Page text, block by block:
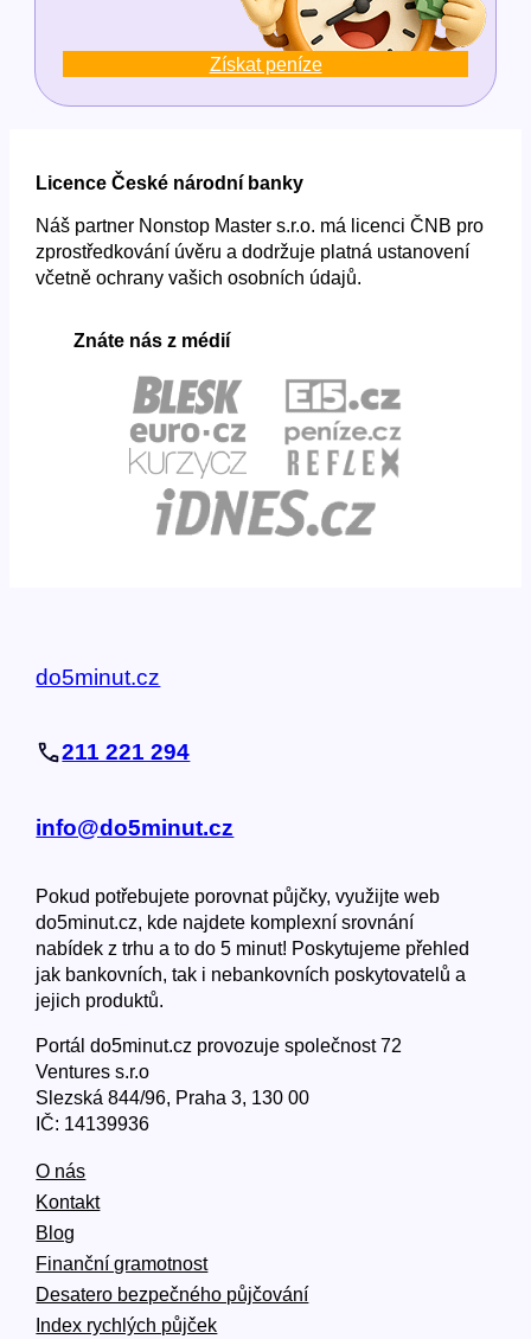
Získat peníze
Licence České národní banky
Náš partner Nonstop Master s.r.o. má licenci ČNB pro
zprostředkování úvěru a dodržuje platná ustanovení
včetně ochrany vašich osobních údajů.
Znáte nás z médií
do5minut.cz
211 221 294
info@do5minut.cz
Pokud potřebujete porovnat půjčky, využijte web
do5minut.cz, kde najdete komplexní srovnání
nabídek z trhu a to do 5 minut! Poskytujeme přehled
jak bankovních, tak i nebankovních poskytovatelů a
jejich produktů.
Portál do5minut.cz provozuje společnost 72
Ventures s.r.o
Slezská 844/96, Praha 3, 130 00
IČ: 14139936
O nás
Kontakt
Blog
Finanční gramotnost
Desatero bezpečného půjčování
Index rychlých půjček